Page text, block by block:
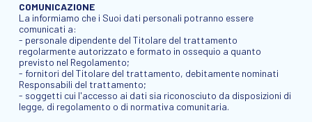
COMUNICAZIONE
La informiamo che i Suoi dati personali potranno essere
comunicati a:
- personale dipendente del Titolare del trattamento
regolarmente autorizzato e formato in ossequio a quanto
previsto nel Regolamento;
- fornitori del Titolare del trattamento, debitamente nominati
Responsabili del trattamento;
- soggetti cui l'accesso ai dati sia riconosciuto da disposizioni di
legge, di regolamento o di normativa comunitaria.